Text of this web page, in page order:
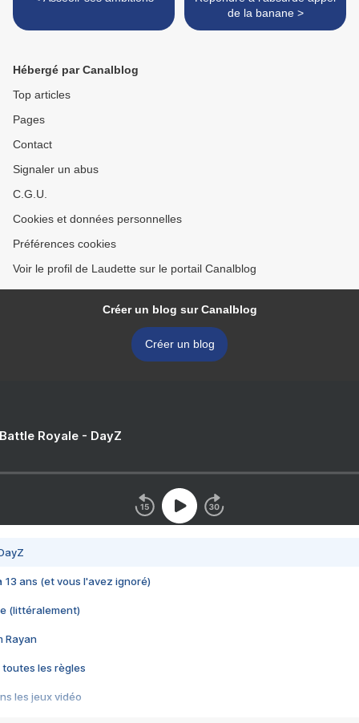
de la banane >
Hébergé par Canalblog
Top articles
Pages
Contact
Signaler un abus
C.G.U.
Cookies et données personnelles
Préférences cookies
Voir le profil de Laudette sur le portail Canalblog
Créer un blog sur Canalblog
Créer un blog
Royale - DayZ
13 ans (et vous l'avez ignoré)
(littéralement)
Rayan
toutes les règles
les jeux vidéo